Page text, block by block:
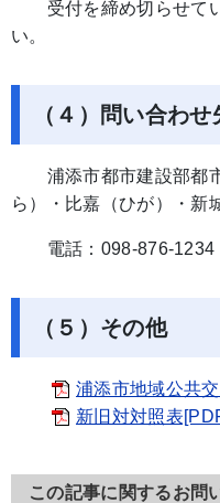
受付を締め切らせてい
い。
（４）問い合わせ
浦添市都市建設部都
ら）・比嘉（ひが）・新
電話：098-876-1234
（５）その他
浦添市地域公共
新旧対対照表
この記事に関するお問